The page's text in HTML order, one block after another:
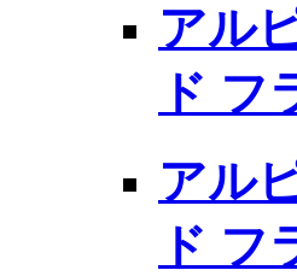
アル
ド
アル
ド